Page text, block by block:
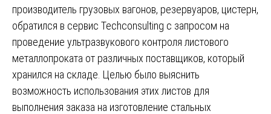
производитель грузовых вагонов, резервуаров, цистерн,
обратился в сервис Techconsulting с запросом на
проведение ультразвукового контроля листового
металлопроката от различных поставщиков, который
хранился на складе. Целью было выяснить
возможность использования этих листов для
выполнения заказа на изготовление стальных